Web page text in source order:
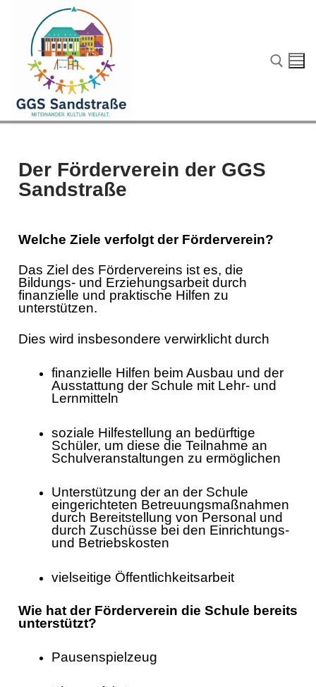
Start
Unser Schulleben
Familiengrundschulzentrum
Förderverein
Der Förderverein der GGS
Sandstraße
Welche Ziele verfolgt der Förderverein?
Das Ziel des Fördervereins ist es, die
Bildungs- und Erziehungsarbeit durch
finanzielle und praktische Hilfen zu
unterstützen.
Dies wird insbesondere verwirklicht durch
finanzielle Hilfen beim Ausbau und der
Ausstattung der Schule mit Lehr- und
Lernmitteln
soziale Hilfestellung an bedürftige
Schüler, um diese die Teilnahme an
Schulveranstaltungen zu ermöglichen
Unterstützung der an der Schule
eingerichteten Betreuungsmaßnahmen
durch Bereitstellung von Personal und
durch Zuschüsse bei den Einrichtungs-
und Betriebskosten
vielseitige Öffentlichkeitsarbeit
Wie hat der Förderverein die Schule bereits
unterstützt?
Pausenspielzeug